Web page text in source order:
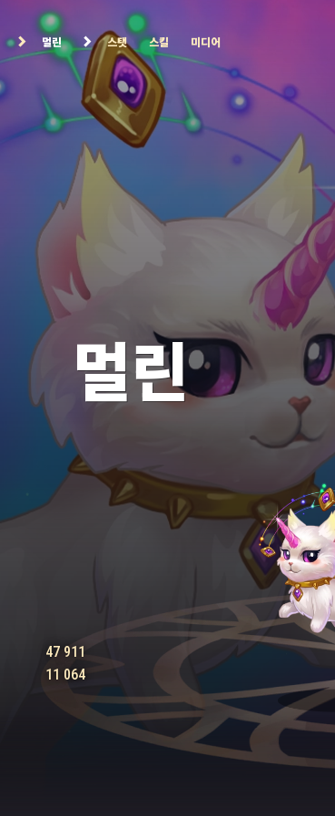
멀린 스탯 스킬 미디어
멀린
47 911
11 064